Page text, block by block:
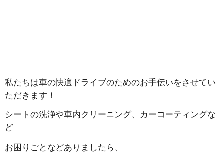
私たちは車の快適ドライブのためのお手伝いをさせてい
ただきます！
シートの洗浄や車内クリーニング、カーコーティングな
ど
お困りごとなどありましたら、